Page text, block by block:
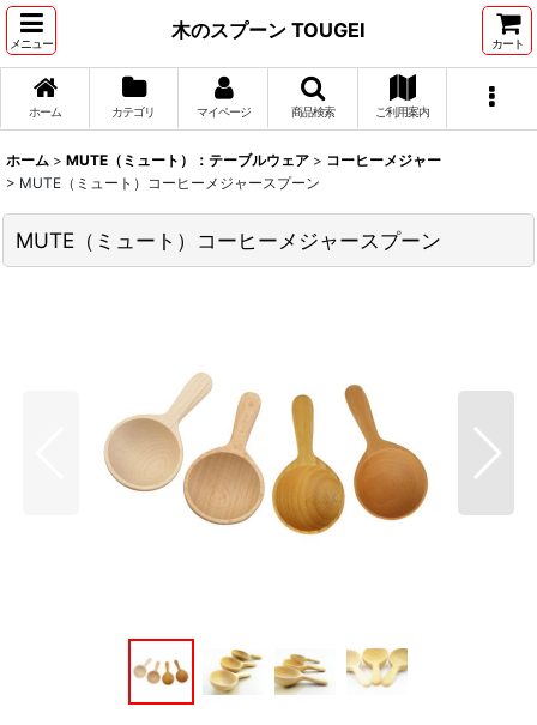
メニュー
木のスプーン TOUGEI
カート
ホーム カテゴリ マイページ 商品検索 ご利用案内
ホーム > MUTE（ミュート）：テーブルウェア > コーヒーメジャー
> MUTE（ミュート）コーヒーメジャースプーン
MUTE（ミュート）コーヒーメジャースプーン